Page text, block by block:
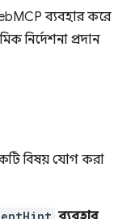
ব্যবহার করে
নির্দেশনা প্রদান
বিষয় যোগ করা